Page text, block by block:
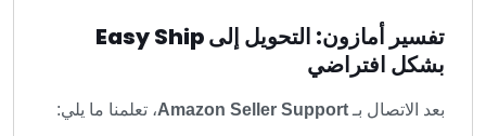
تفسير أمازون: التحويل إلى Easy Ship
بشكل افتراضي
بعد الاتصال بـ Amazon Seller Support، تعلمنا ما يلي: